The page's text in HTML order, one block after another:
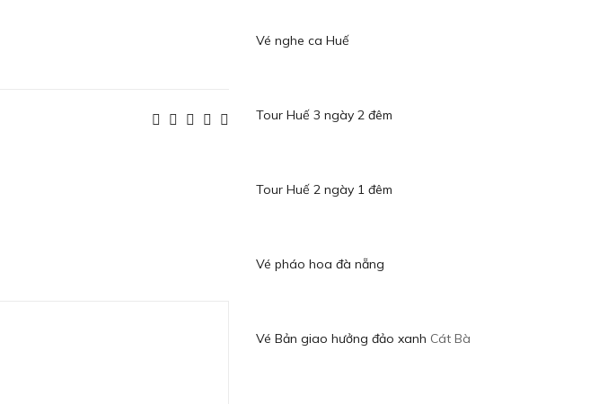
Vé nghe ca Huế
Tour Huế 3 ngày 2 đêm
Tour Huế 2 ngày 1 đêm
Vé pháo hoa đà nẵng
Vé Bản giao hưởng đảo xanh Cát Bà